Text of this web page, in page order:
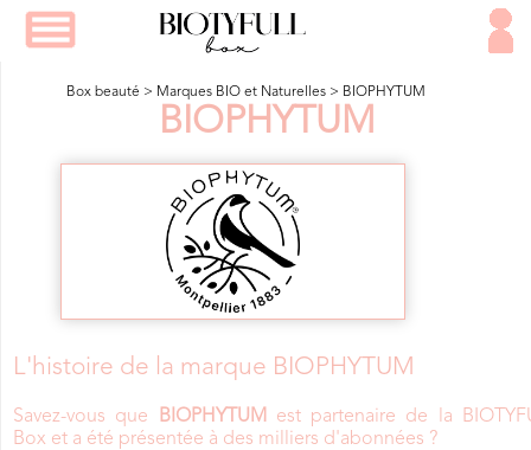
Box beauté > Marques BIO et Naturelles > BIOPHYTUM
BIOPHYTUM
L'histoire de la marque BIOPHYTUM
Savez-vous que BIOPHYTUM est partenaire de la
Box et a été présentée à des milliers d'abonnées ?